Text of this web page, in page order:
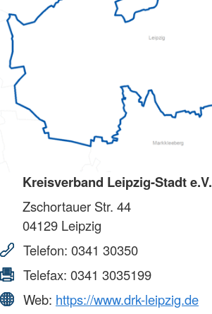
Kreisverband Leipzig-Stadt e.V.
Zschortauer Str. 44
04129 Leipzig
Telefon: 0341 30350
Telefax: 0341 3035199
Web: https://www.drk-leipzig.de